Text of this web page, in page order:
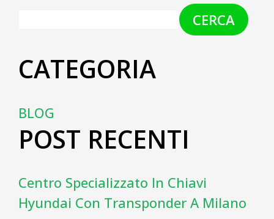
CERCA
CATEGORIA
BLOG
POST RECENTI
Centro Specializzato In Chiavi
Hyundai Con Transponder A Milano